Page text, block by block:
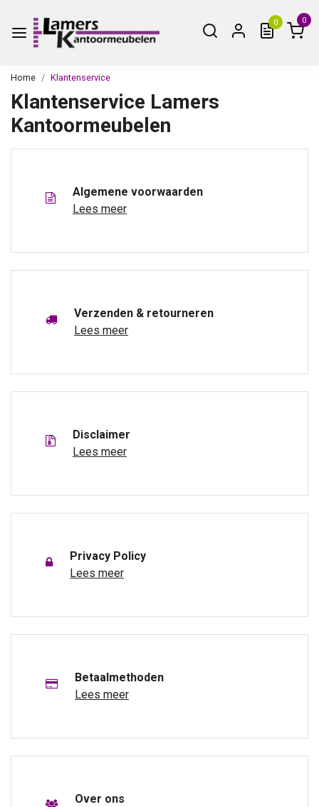
0 0
Home Klantenservice
Klantenservice Lamers
Kantoormeubelen
Algemene voorwaarden
Lees meer
Verzenden & retourneren
Lees meer
Disclaimer
Lees meer
Privacy Policy
Lees meer
Betaalmethoden
Lees meer
Over ons